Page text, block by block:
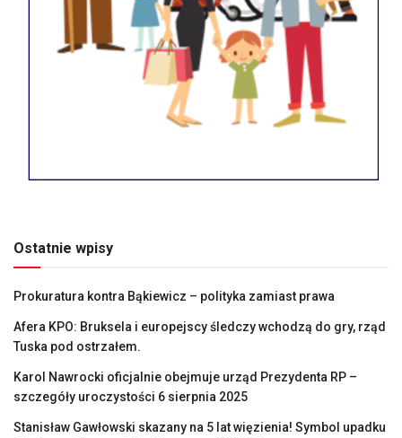
Ostatnie wpisy
Prokuratura kontra Bąkiewicz – polityka zamiast prawa
Afera KPO: Bruksela i europejscy śledczy wchodzą do gry, rząd
Tuska pod ostrzałem.
Karol Nawrocki oficjalnie obejmuje urząd Prezydenta RP –
szczegóły uroczystości 6 sierpnia 2025
Stanisław Gawłowski skazany na 5 lat więzienia! Symbol upadku